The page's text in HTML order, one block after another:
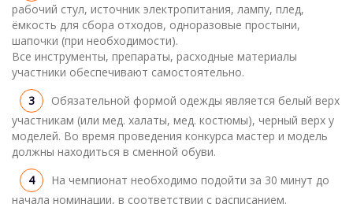
рабочий стул, источник электропитания, лампу, плед,
ёмкость для сбора отходов, одноразовые простыни,
шапочки (при необходимости).
Все инструменты, препараты, расходные материалы
участники обеспечивают самостоятельно.
Обязательной формой одежды является белый верх
участникам (или мед. халаты, мед. костюмы), черный верх у
моделей. Во время проведения конкурса мастер и модель
должны находиться в сменной обуви.
На чемпионат необходимо подойти за 30 минут до
начала номинации, в соответствии с расписанием.